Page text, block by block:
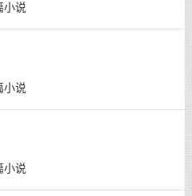
小说
小说
小说